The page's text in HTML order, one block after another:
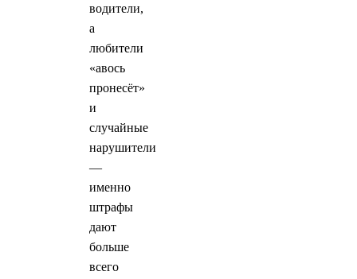
водители,
а
любители
«авось
пронесёт»
и
случайные
нарушители
—
именно
штрафы
дают
больше
всего